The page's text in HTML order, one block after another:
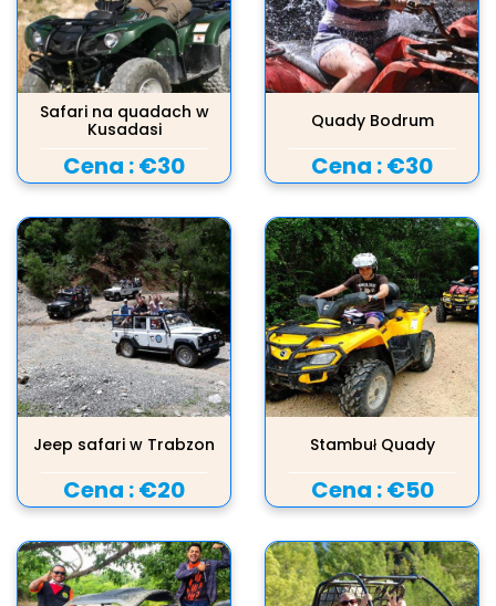
Safari na quadach w
Kusadasi
Cena :€30
Quady Bodrum
Cena :€30
Jeep safari w Trabzon
Cena :€20
Stambuł Quady
Cena :€50